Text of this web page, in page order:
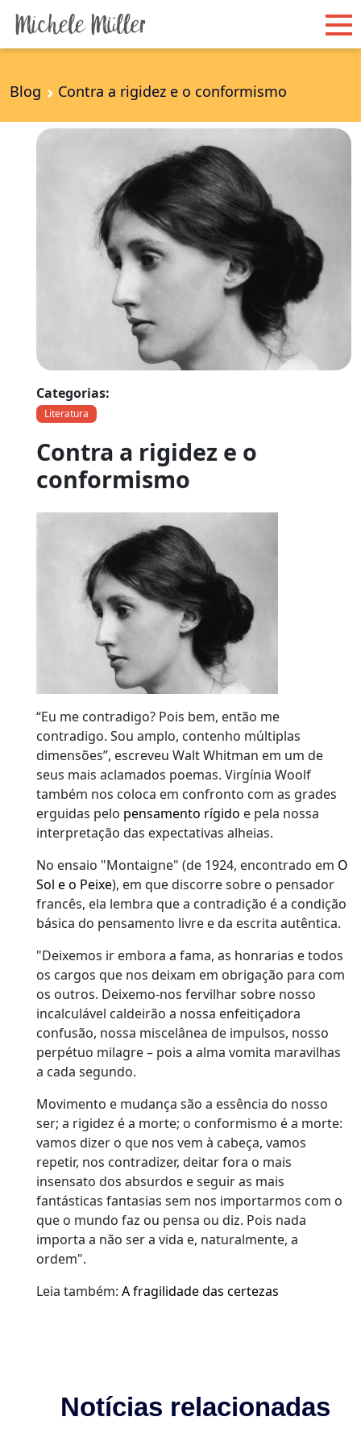
Blog Contra a rigidez e o conformismo
Categorias:
Literatura
Contra a rigidez e o
conformismo
“Eu me contradigo? Pois bem, então me
contradigo. Sou amplo, contenho múltiplas
dimensões”, escreveu Walt Whitman em um de
seus mais aclamados poemas. Virgínia Woolf
também nos coloca em confronto com as grades
erguidas pelo pensamento rígido e pela nossa
interpretação das expectativas alheias.
No ensaio "Montaigne" (de 1924, encontrado em O
Sol e o Peixe), em que discorre sobre o pensador
francês, ela lembra que a contradição é a condição
básica do pensamento livre e da escrita autêntica.
"Deixemos ir embora a fama, as honrarias e todos
os cargos que nos deixam em obrigação para com
os outros. Deixemo-nos fervilhar sobre nosso
incalculável caldeirão a nossa enfeitiçadora
confusão, nossa miscelânea de impulsos, nosso
perpétuo milagre – pois a alma vomita maravilhas
a cada segundo.
Movimento e mudança são a essência do nosso
ser; a rigidez é a morte; o conformismo é a morte:
vamos dizer o que nos vem à cabeça, vamos
repetir, nos contradizer, deitar fora o mais
insensato dos absurdos e seguir as mais
fantásticas fantasias sem nos importarmos com o
que o mundo faz ou pensa ou diz. Pois nada
importa a não ser a vida e, naturalmente, a
ordem".
Leia também:A fragilidade das certezas
Notícias relacionadas